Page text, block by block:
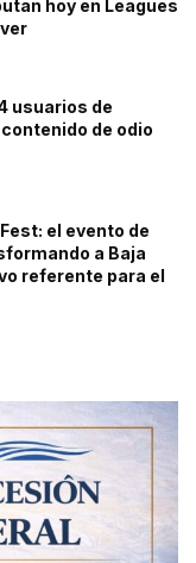
hoy en Leagues
usuarios de
de odio
el evento de
a Baja
referente para el